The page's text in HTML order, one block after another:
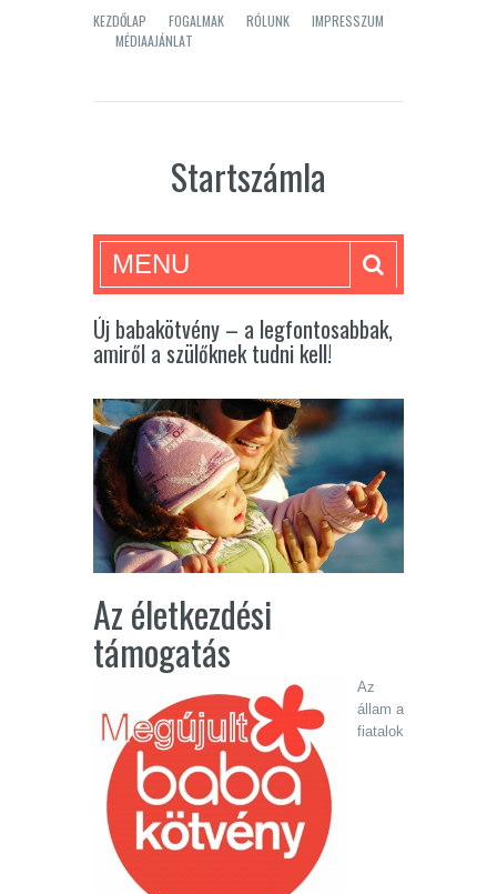
KEZDŐLAP FOGALMAK RÓLUNK
IMPRESSZUM
MÉDIAAJÁNLAT
Startszámla
MENU
Új babakötvény – a legfontosabbak,
amiről a szülőknek tudni kell!
Az életkezdési
támogatás
Az
állam a
fiatalok